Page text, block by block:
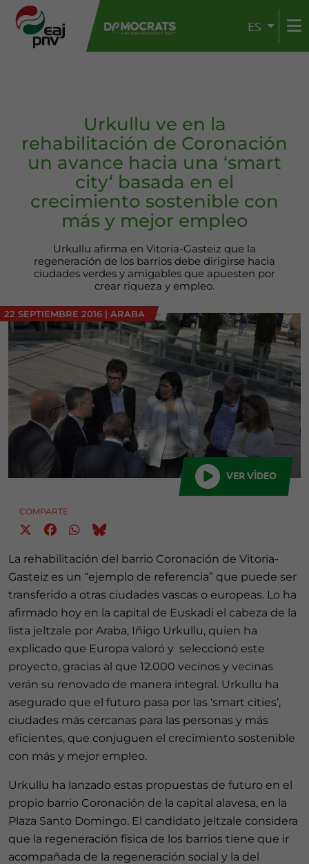
ES
Urkullu ve en la
rehabilitación de Coronación
un avance hacia una ‘smart
city‘ basada en el
crecimiento sostenible con
más y mejor empleo
Urkullu afirma en Vitoria-Gasteiz que la
regeneración de los barrios debe dirigirse hacia
ciudades verdes y amigables que apuesten por
crear riqueza y empleo.
22 SEPTIEMBRE 2016 | ARABA
VER VÍDEO
COMPARTE
La rehabilitación del barrio Coronación de Vitoria-
Gasteiz es un “ejemplo de referencia” que puede ser
transferido a otras ciudades vascas o europeas. Lo ha
afirmado hoy en la capital de Euskadi el cabeza de la
lista jeltzale por Araba, Iñigo Urkullu, quien ha
explicado que Europa valoró y seleccionó este
proyecto, gracias al que 12.000 vecinos y vecinas
verán su renovado de manera integral. Urkullu ha
asegurado que el futuro pasa por las ‘smart cities’,
ciudades más cercanas para las personas y más
eficientes, que conjuguen el crecimiento sostenible
con más y mejor empleo.
Urkullu ha lanzado estas propuestas de futuro en el
propio barrio Coronación de la capital alavesa, en la
Plaza Santo Domingo. El candidato jeltzale considera
que la regeneración física de los barrios tiene que ir
acompañada de la regeneración social y la del